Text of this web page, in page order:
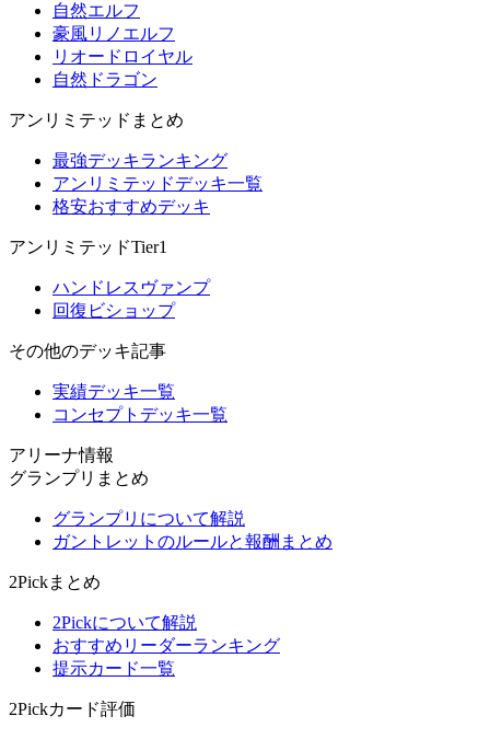
自然エルフ
豪風リノエルフ
リオードロイヤル
自然ドラゴン
アンリミテッドまとめ
最強デッキランキング
アンリミテッドデッキ一覧
格安おすすめデッキ
アンリミテッドTier1
ハンドレスヴァンプ
回復ビショップ
その他のデッキ記事
実績デッキ一覧
コンセプトデッキ一覧
アリーナ情報
グランプリまとめ
グランプリについて解説
ガントレットのルールと報酬まとめ
2Pickまとめ
2Pickについて解説
おすすめリーダーランキング
提示カード一覧
2Pickカード評価